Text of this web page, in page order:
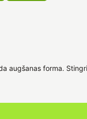
augšanas forma.